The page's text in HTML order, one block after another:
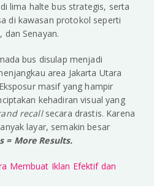
lima halte bus strategis, serta
di kawasan protokol seperti
dan Senayan.
bus disulap menjadi
area Jakarta Utara
masif yang hampir
kehadiran visual yang
recall secara drastis. Karena
layar, semakin besar
= More Results.
Membuat Iklan Efektif dan